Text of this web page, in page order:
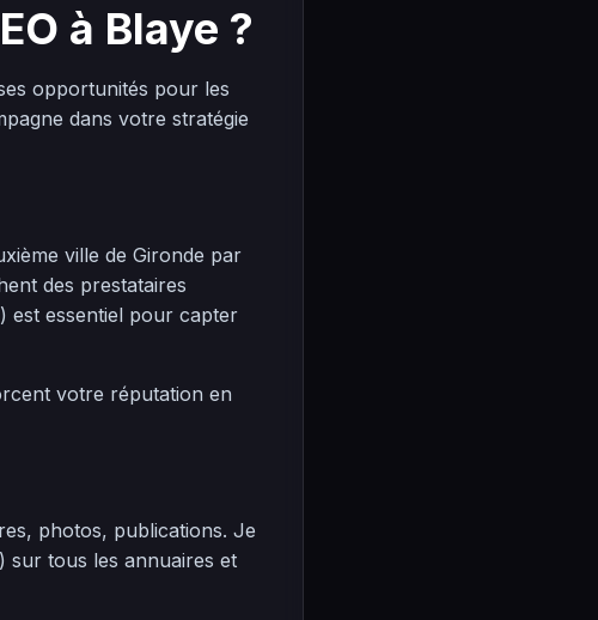
à Blaye ?
opportunités pour les
dans votre stratégie
ville de Gironde par
des prestataires
est essentiel pour capter
votre réputation en
photos, publications. Je
sur tous les annuaires et